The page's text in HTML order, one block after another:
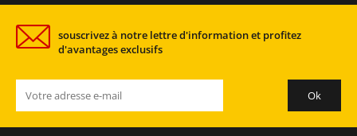
souscrivez à notre lettre d'information et profitez
d'avantages exclusifs